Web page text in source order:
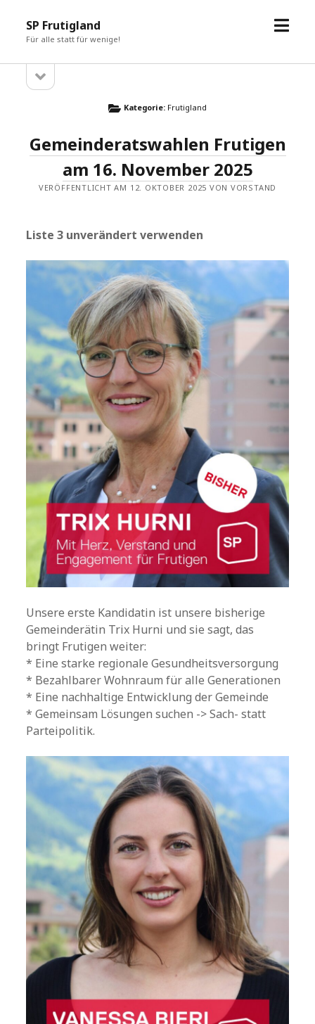
SP Frutigland
Für alle statt für wenige!
Menü
Sidebar
öffnen
Kategorie: Frutigland
Gemeinderatswahlen Frutigen
am 16. November 2025
VERÖFFENTLICHT AM 12. OKTOBER 2025 VON VORSTAND
Liste 3 unverändert verwenden
Unsere erste Kandidatin ist unsere bisherige
Gemeinderätin Trix Hurni und sie sagt, das
bringt Frutigen weiter:
* Eine starke regionale Gesundheitsversorgung
* Bezahlbarer Wohnraum für alle Generationen
* Eine nachhaltige Entwicklung der Gemeinde
* Gemeinsam Lösungen suchen -> Sach- statt
Parteipolitik.